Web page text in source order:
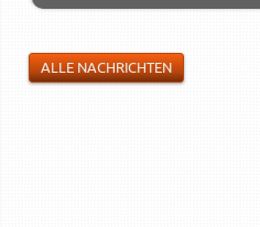
ALLE NACHRICHTEN